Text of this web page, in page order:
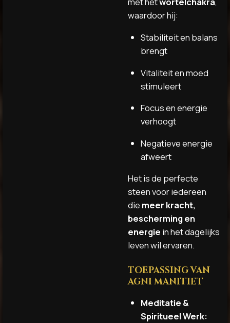
waardoor hij:
Stabiliteit en balans
brengt
Vitaliteit en moed
stimuleert
Focus en energie
verhoogt
Negatieve energie
afweert
Het is de perfecte
steen voor iedereen
die meer kracht,
bescherming en
energie in het dagelijks
leven wil ervaren.
TOEPASSING VAN
AGNI MANITIET
Meditatie &
Spiritueel Werk: